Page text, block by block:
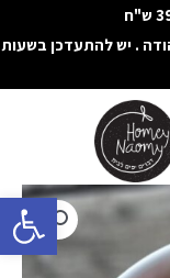
פתח
. יש להתעדכן בשעות